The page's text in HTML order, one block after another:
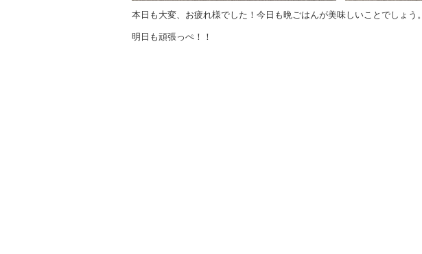
本日も大変、お疲れ様でした！今日も晩ごはんが美味しいことでしょう。
明日も頑張っぺ！！